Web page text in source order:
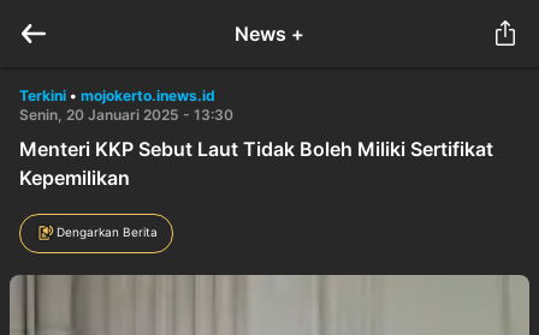
News +
Terkini • mojokerto.inews.id
Senin, 20 Januari 2025 - 13:30
Menteri KKP Sebut Laut Tidak Boleh Miliki Sertifikat
Kepemilikan
Dengarkan Berita